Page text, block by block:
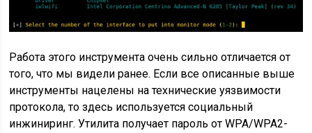
Работа этого инструмента очень сильно отличается от
того, что мы видели ранее. Если все описанные выше
инструменты нацелены на технические уязвимости
протокола, то здесь используется социальный
инжиниринг. Утилита получает пароль от WPA/WPA2-